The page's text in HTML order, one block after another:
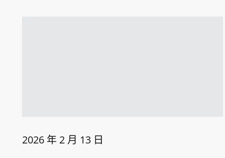
2026 年 2 月 13 日